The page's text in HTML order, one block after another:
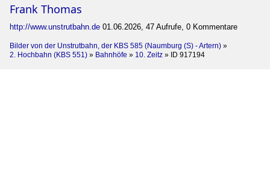
Frank Thomas
http://www.unstrutbahn.de 01.06.2026, 47 Aufrufe, 0 Kommentare
Bilder von der Unstrutbahn, der KBS 585 (Naumburg (S) - Artern) »
2. Hochbahn (KBS 551) » Bahnhöfe » 10. Zeitz » ID 917194